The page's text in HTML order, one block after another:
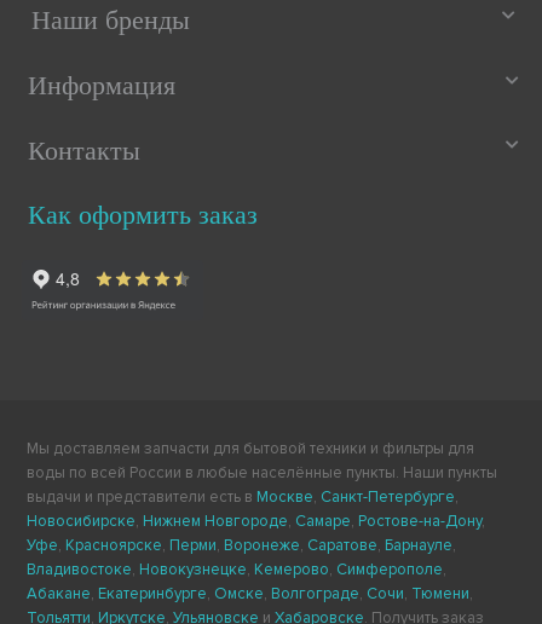
Наши бренды
Информация
Контакты
Как оформить заказ
Мы доставляем запчасти для бытовой техники и фильтры для
воды по всей России в любые населённые пункты. Наши пункты
выдачи и представители есть в Москве, Санкт-Петербурге,
Новосибирске, Нижнем Новгороде, Самаре, Ростове-на-Дону,
Уфе, Красноярске, Перми, Воронеже, Саратове, Барнауле,
Владивостоке, Новокузнецке, Кемерово, Симферополе,
Абакане, Екатеринбурге, Омске, Волгограде, Сочи, Тюмени,
Тольятти, Иркутске,Ульяновске иХабаровске. Получить заказ